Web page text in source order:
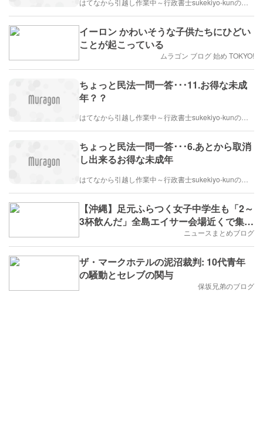
イーロン かわいそうな子供たちにひどい
ことが起こっている
ムラゴン ブログ 始め TOKYO!
ちょっと民法一問一答･･･11.お得な未成
年？？
はてなから引越し作業中～行政書士sukekiyo-kunの家族法など（仮）
ちょっと民法一問一答･･･6.あとから取消
し出来るお得な未成年
【沖縄】足元ふらつく女子中学生も「2～
3杯飲んだ」全島エイサー会場近くで集団
ニュースまとめブログ
ザ・マークホテルの泥沼裁判: 10代青年
の騒動とセレブの関与
保坂兄弟のブログ